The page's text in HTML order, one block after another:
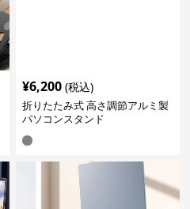
¥6,200 (税込)
折りたたみ式 高さ調節アルミ製
パソコンスタンド